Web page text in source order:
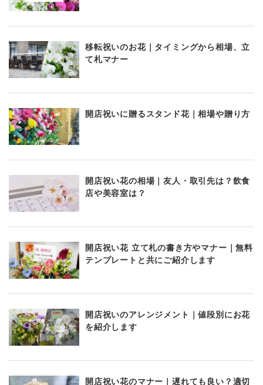
移転祝いのお花｜タイミングから相場、立
て札マナー
開店祝いに贈るスタンド花｜相場や贈り方
開店祝い花の相場｜友人・取引先は？飲食
店や美容室は？
開店祝い花 立て札の書き方やマナー｜無料
テンプレートと共にご紹介します
開店祝いのアレンジメント｜値段別にお花
を紹介します
開店祝い花のマナー｜遅れても良い？適切